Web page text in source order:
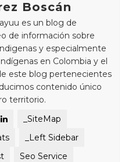
Boscán
es un blog de
de información sobre
y especialmente
en Colombia y el
este blog pertenecientes
contenido único
territorio.
_SiteMap
_Left Sidebar
Seo Service